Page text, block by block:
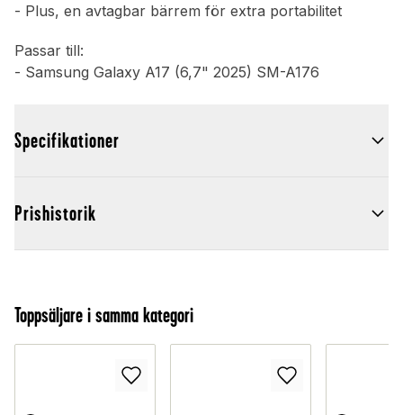
- Plus, en avtagbar bärrem för extra portabilitet
Passar till:
- Samsung Galaxy A17 (6,7" 2025) SM-A176
Specifikationer
Prishistorik
Toppsäljare i samma kategori